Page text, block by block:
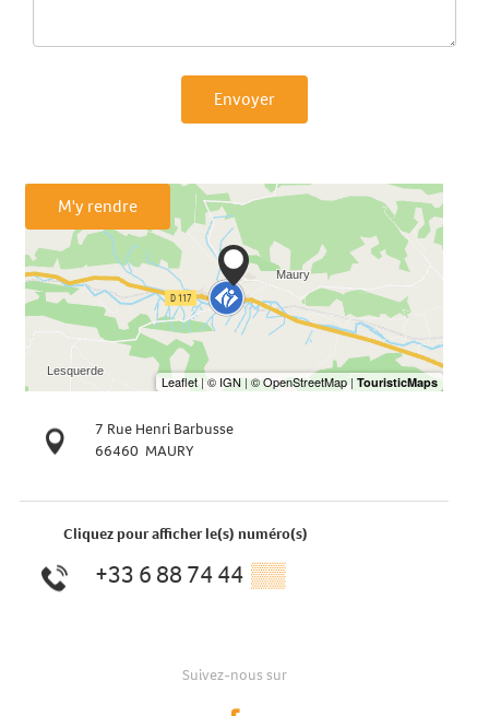
Envoyer
M'y rendre
7 Rue Henri Barbusse
66460 MAURY
Cliquez pour afficher le(s) numéro(s)
+33 6 88 74 44 ▒▒
Suivez-nous sur